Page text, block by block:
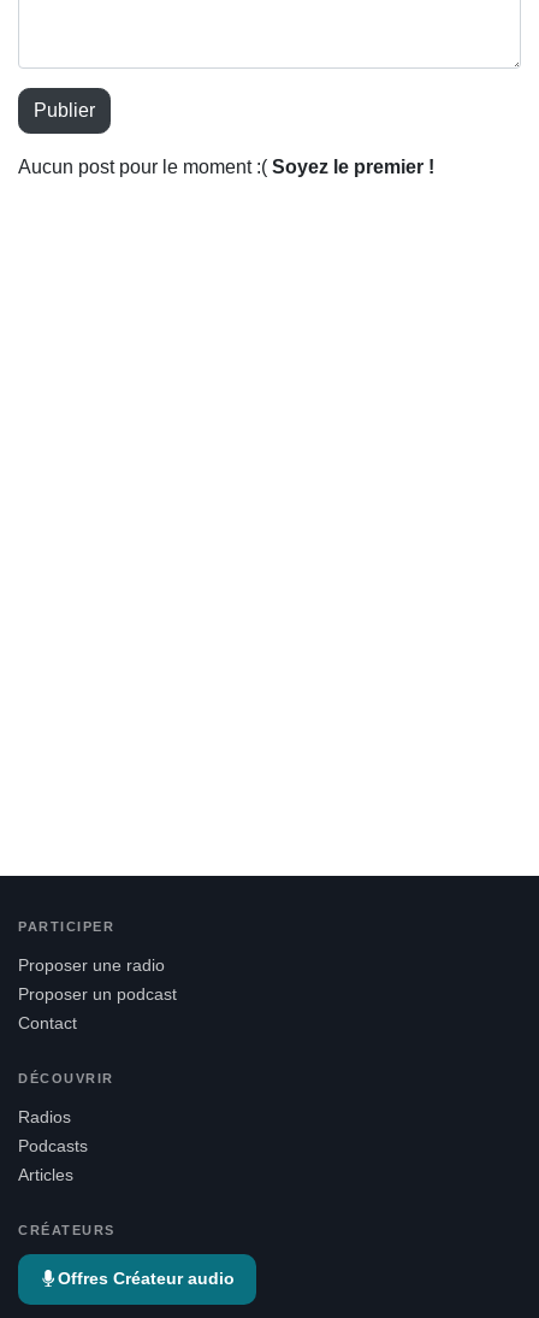
Publier
Aucun post pour le moment :( Soyez le premier !
PARTICIPER
Proposer une radio
Proposer un podcast
Contact
DÉCOUVRIR
Radios
Podcasts
Articles
CRÉATEURS
Offres Créateur audio